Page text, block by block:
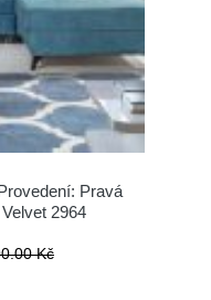
Pravá
2964
Kč